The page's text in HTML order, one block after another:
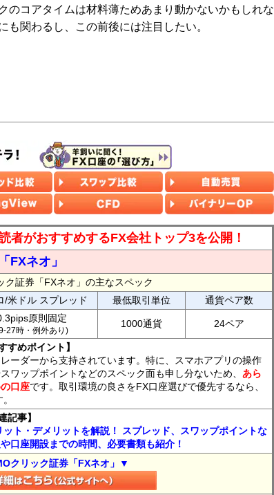
のコアタイムは材料薄ためあまり動かないかもしれな
も関わるし、この前後には注目したい。
者がおすすめするFX会社トップ3を公開！
FXネオ」
ク証券「FXネオ」の主なスペック
/米ドル スプレッド 最低取引単位
通貨ペア数
原則固定
27時・例外あり)
1000通貨 24ペア
すめポイント】
ーダーから支持されています。特に、スマホアプリの操作
ワップポイントなどのスペック面も申し分ないため、 あら
口座です。取引環境の良さをFX口座選びで優先するなら、
記事】
ト・デメリットを解説！ スプレッド、スワップポイントな
口座開設までの時間、必要書類も紹介！
クリック証券「FXネオ」▼